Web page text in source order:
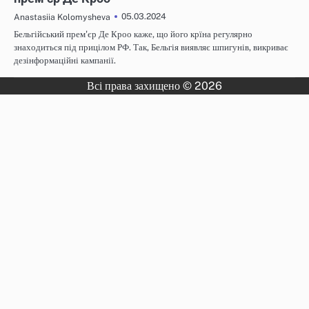
Anastasiia Kolomysheva
05.03.2024
Бельгійський прем'єр Де Кроо каже, що його крїна регулярно
знаходиться під прицілом РФ. Так, Бельгія виявляє шпигунів, викриває
дезінформаційні кампанії.
Всі права захищено © 2026